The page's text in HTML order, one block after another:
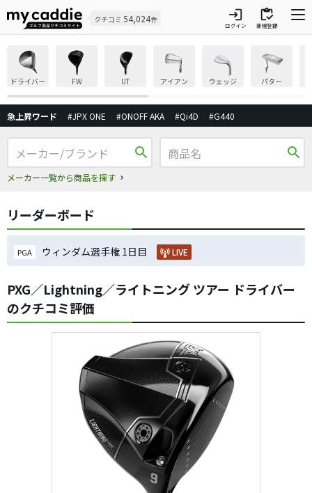
クチコミ 54,024件 login
ログイン
inventory
新規登録
ドライバー FW UT アイアン ウェッジ パター
急上昇ワード #JPX ONE #ONOFF AKA #Qi4D #G440
search
メーカー一覧から商品を探す
search
リーダーボード
PGA ウィンダム選手権 1日目 LIVE
PXG／Lightning／ライトニング ツアー ドライバー
のクチコミ評価